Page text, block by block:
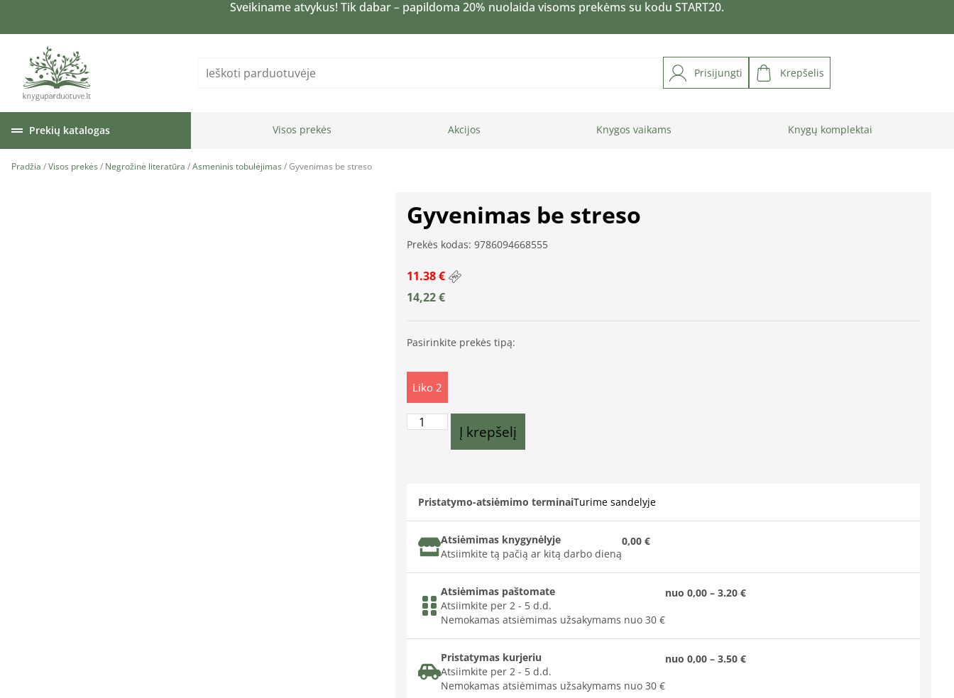
Sveikiname atvykus! Tik dabar – papildoma 20% nuolaida visoms prekėms su kodu START20.
Prisijungti Krepšelis
Prekių katalogas Visos prekės Akcijos Knygos vaikams Knygų komplektai
Pradžia /Visos prekės / Negrožinė literatūra /Asmeninis tobulėjimas / Gyvenimas be streso
Gyvenimas be streso
Prekės kodas: 9786094668555
11.38 €
14,22€
Pasirinkite prekės tipą:
Liko 2
Į krepšelį
Pristatymo-atsiėmimo terminaiTurime sandelyje
Atsiėmimas knygynėlyje
Atsiimkite tą pačią ar kitą darbo dieną
0,00 €
Atsiėmimas paštomate
Atsiimkite per 2 - 5 d.d.
Nemokamas atsiėmimas užsakymams nuo 30 €
nuo 0,00 – 3.20 €
Pristatymas kurjeriu
Atsiimkite per 2 - 5 d.d.
Nemokamas atsiėmimas užsakymams nuo 30 €
nuo 0,00 – 3.50 €